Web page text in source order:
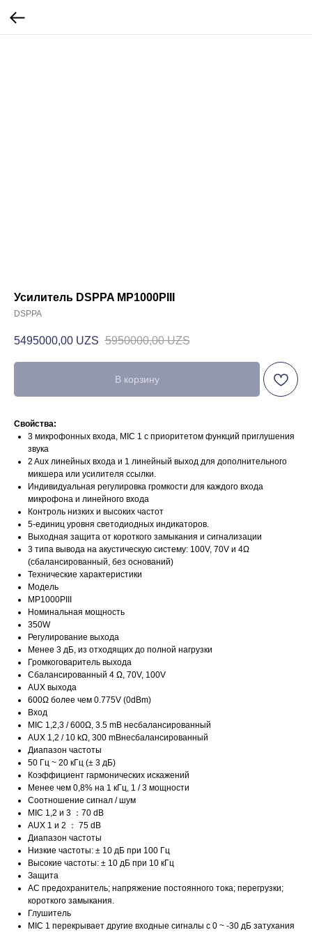
Усилитель DSPPA MP1000PIII
DSPPA
5495000,00 UZS 5950000,00 UZS
В корзину
Свойства:
3 микрофонных входа, MIC 1 с приоритетом функций приглушения
звука
2 Aux линейных входа и 1 линейный выход для дополнительного
микшера или усилителя ссылки.
Индивидуальная регулировка громкости для каждого входа
микрофона и линейного входа
Контроль низких и высоких частот
5-единиц уровня светодиодных индикаторов.
Выходная защита от короткого замыкания и сигнализации
3 типа вывода на акустическую систему: 100V, 70V и 4Ω
(сбалансированный, без оснований)
Технические характеристики
Модель
MP1000PIII
Номинальная мощность
350W
Регулирование выхода
Менее 3 дБ, из отходящих до полной нагрузки
Громкоговаритель выхода
Сбалансированный 4 Ω, 70V, 100V
AUX выхода
600Ω более чем 0.775V (0dBm)
Вход
MIC 1,2,3 / 600Ω, 3.5 mВ несбалансированный
AUX 1,2 / 10 kΩ, 300 mВнесбалансированный
Диапазон частоты
50 Гц ~ 20 кГц (± 3 дБ)
Коэффициент гармонических искажений
Менее чем 0,8% на 1 кГц, 1 / 3 мощности
Соотношение сигнал / шум
MIC 1,2 и 3 ：70 dB
AUX 1 и 2 ： 75 dB
Диапазон частоты
Низкие частоты: ± 10 дБ при 100 Гц
Высокие частоты: ± 10 дБ при 10 кГц
Защита
AC предохранитель; напряжение постоянного тока; перегрузки;
короткого замыкания.
Глушитель
MIC 1 перекрывает другие входные сигналы с 0 ~ -30 дБ затухания